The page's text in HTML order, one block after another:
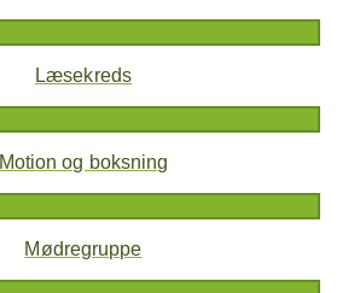
Læsekreds
Motion og boksning
Mødregruppe